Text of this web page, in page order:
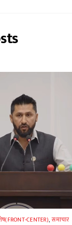
CENTER),समाचार